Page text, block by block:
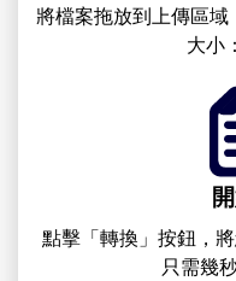
將檔案拖放到上傳區
大小
點擊「轉換」按鈕，
只需幾